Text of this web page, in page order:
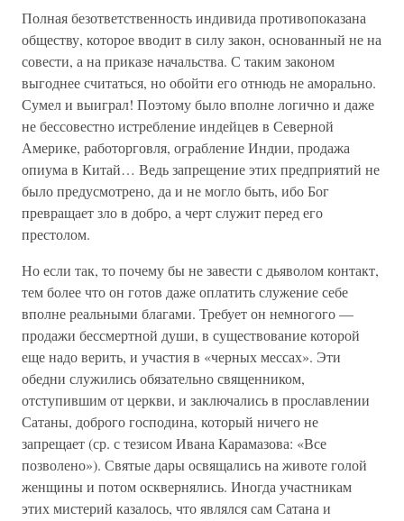
Полная безответственность индивида противопоказана
обществу, которое вводит в силу закон, основанный не на
совести, а на приказе начальства. С таким законом
выгоднее считаться, но обойти его отнюдь не аморально.
Сумел и выиграл! Поэтому было вполне логично и даже
не бессовестно истребление индейцев в Северной
Америке, работорговля, ограбление Индии, продажа
опиума в Китай… Ведь запрещение этих предприятий не
было предусмотрено, да и не могло быть, ибо Бог
превращает зло в добро, а черт служит перед его
престолом.
Но если так, то почему бы не завести с дьяволом контакт,
тем более что он готов даже оплатить служение себе
вполне реальными благами. Требует он немногого —
продажи бессмертной души, в существование которой
еще надо верить, и участия в «черных мессах». Эти
обедни служились обязательно священником,
отступившим от церкви, и заключались в прославлении
Сатаны, доброго господина, который ничего не
запрещает (ср. с тезисом Ивана Карамазова: «Все
позволено»). Святые дары освящались на животе голой
женщины и потом осквернялись. Иногда участникам
этих мистерий казалось, что являлся сам Сатана и